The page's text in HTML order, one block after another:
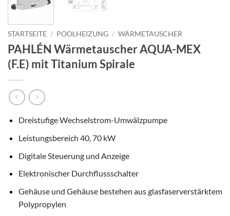
STARTSEITE / POOLHEIZUNG / WÄRMETAUSCHER
PAHLÉN Wärmetauscher AQUA-MEX
(F.E) mit Titanium Spirale
Dreistufige Wechselstrom-Umwälzpumpe
Leistungsbereich 40, 70 kW
Digitale Steuerung und Anzeige
Elektronischer Durchflussschalter
Gehäuse und Gehäuse bestehen aus glasfaserverstärktem
Polypropylen